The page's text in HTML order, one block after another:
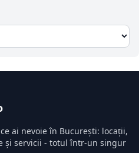
ai nevoie în București: locații,
și servicii - totul într-un singur